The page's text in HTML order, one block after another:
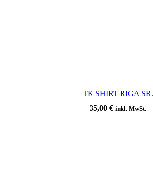
TK SHIRT RIGA SR.
35,00 € inkl. MwSt.